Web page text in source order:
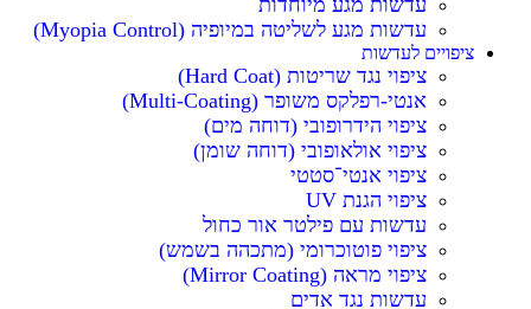
עדשות מגע לשליטה במיופיה (Myopia Control)
ציפויים לעדשות
ציפוי נגד שריטות (Hard Coat)
אנטי-רפלקס משופר (Multi-Coating)
ציפוי הידרופובי (דוחה מים)
ציפוי אולאופובי (דוחה שומן)
ציפוי אנטי־סטטי
ציפוי הגנת UV
עדשות עם פילטר אור כחול
ציפוי פוטוכרומי (מתכהה בשמש)
ציפוי מראה (Mirror Coating)
עדשות נגד אדים